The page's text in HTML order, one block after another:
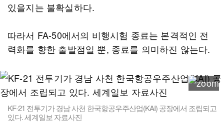
있을지는 불확실하다.
따라서 FA-50에서의 비행시험 종료는 본격적인 전
력화를 향한 출발점일 뿐, 종료를 의미하진 않는다.
KF-21 전투기가 경남 사천 한국항공우주산업(KAI) 공장에서 조립되고
있다. 세계일보 자료사진